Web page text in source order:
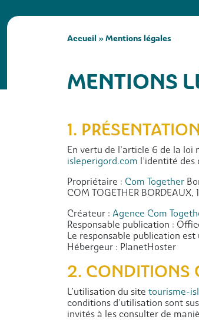
Accueil »Mentions légales
MENTIONS
1.
En vertu de l’article 6 de la
isleperigord.com l’identité
Propriétaire : Com Together
COM TOGETHER
Créateur : Agence Com
Responsable publication :
Le responsable publication
Hébergeur : PlanetHoster
2. CONDITIONS
L’utilisation du site tourisme-
conditions d’utilisation sont
invités à les consulter de